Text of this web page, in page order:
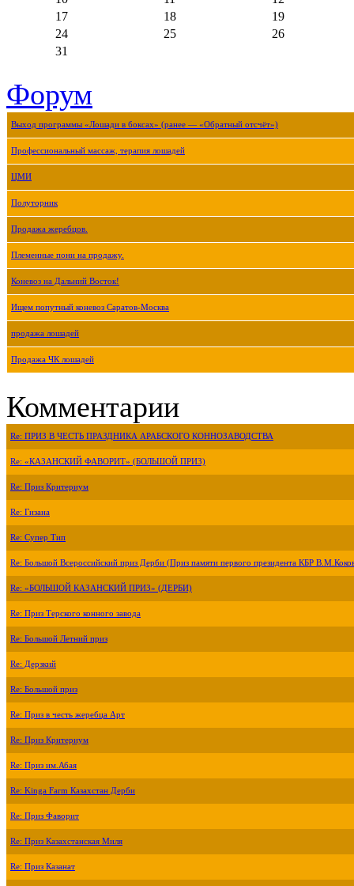
17
18
19
24
25
26
31
Форум
Выход программы «Лошади в боксах» (ранее — «Обратный отсчёт»)
Профессиональный массаж, терапия лошадей
ЦМИ
Полуторник
Продажа жеребцов.
Племенные пони на продажу.
Коневоз на Дальний Восток!
Ищем попутный коневоз Саратов-Москва
продажа лошадей
Продажа ЧК лошадей
Комментарии
Re: ПРИЗ В ЧЕСТЬ ПРАЗДНИКА АРАБСКОГО КОННОЗАВОДСТВА
Re: «КАЗАНСКИЙ ФАВОРИТ» (БОЛЬШОЙ ПРИЗ)
Re: Приз Критериум
Re: Гизана
Re: Супер Тип
Re: Большой Всероссийский приз Дерби (Приз памяти первого президента КБР
Re: «БОЛЬШОЙ КАЗАНСКИЙ ПРИЗ» (ДЕРБИ)
Re: Приз Терского конного завода
Re: Большой Летний приз
Re: Дерзкий
Re: Большой приз
Re: Приз в честь жеребца Арт
Re: Приз Критериум
Re: Приз им.Абая
Re: Kinga Farm Казахстан Дерби
Re: Приз Фаворит
Re: Приз Казахстанская Миля
Re: Приз Казанат